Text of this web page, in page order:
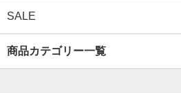
SALE
商品カテゴリー一覧